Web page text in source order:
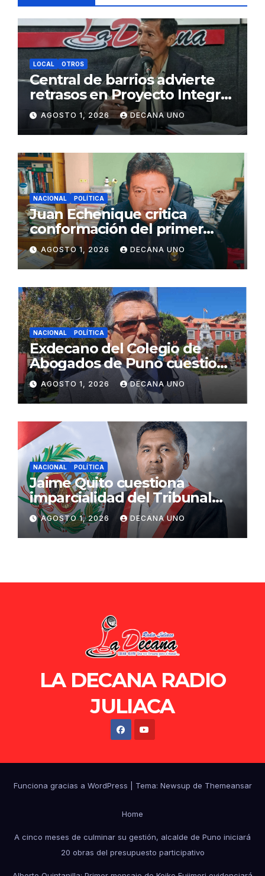
LOCAL OTROS
Central de barrios advierte
retrasos en Proyecto Integral
de Agua y Alcantarillado para
Juliaca
AGOSTO 1, 2026 DECANA UNO
NACIONAL POLÍTICA
Juan Echenique critica
conformación del primer
gabinete ministerial de Keiko
Fujimori
AGOSTO 1, 2026 DECANA UNO
NACIONAL POLÍTICA
Exdecano del Colegio de
Abogados de Puno cuestiona
propuestas sobre seguridad
ciudadana
AGOSTO 1, 2026 DECANA UNO
NACIONAL POLÍTICA
Jaime Quito cuestiona
imparcialidad del Tribunal
Constitucional tras liberación
de Ollanta Humala
AGOSTO 1, 2026 DECANA UNO
LA DECANA RADIO
JULIACA
Funciona gracias a WordPress Tema: Newsup de Themeansar
Home
A cinco meses de culminar su gestión, alcalde de Puno iniciará
20 obras del presupuesto participativo